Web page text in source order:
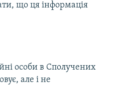
що ця інформація
особи в Сполучених
але і не